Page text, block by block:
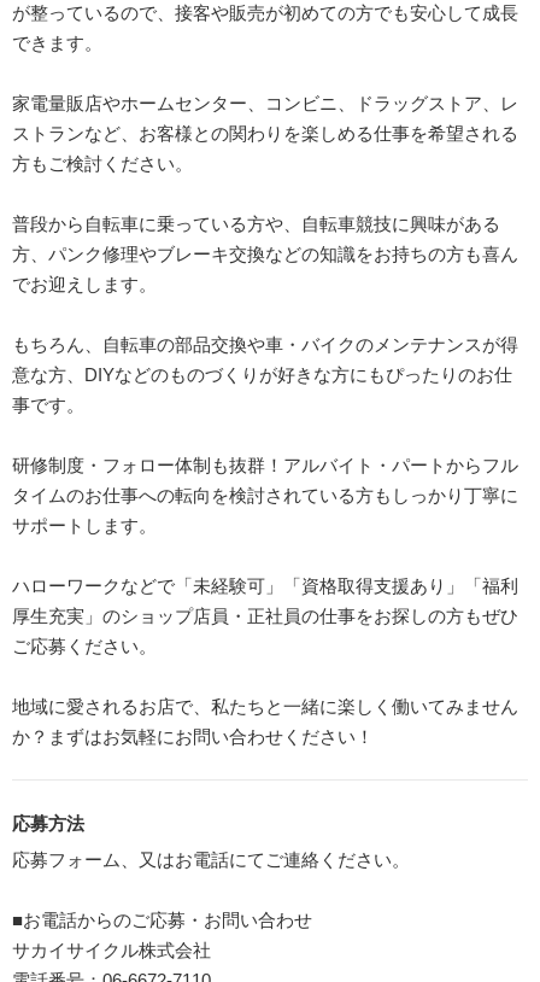
が整っているので、接客や販売が初めての方でも安心して成長
できます。
家電量販店やホームセンター、コンビニ、ドラッグストア、レ
ストランなど、お客様との関わりを楽しめる仕事を希望される
方もご検討ください。
普段から自転車に乗っている方や、自転車競技に興味がある
方、パンク修理やブレーキ交換などの知識をお持ちの方も喜ん
でお迎えします。
もちろん、自転車の部品交換や車・バイクのメンテナンスが得
意な方、DIYなどのものづくりが好きな方にもぴったりのお仕
事です。
研修制度・フォロー体制も抜群！アルバイト・パートからフル
タイムのお仕事への転向を検討されている方もしっかり丁寧に
サポートします。
ハローワークなどで「未経験可」「資格取得支援あり」「福利
厚生充実」のショップ店員・正社員の仕事をお探しの方もぜひ
ご応募ください。
地域に愛されるお店で、私たちと一緒に楽しく働いてみません
か？まずはお気軽にお問い合わせください！
応募方法
応募フォーム、又はお電話にてご連絡ください。
■お電話からのご応募・お問い合わせ
サカイサイクル株式会社